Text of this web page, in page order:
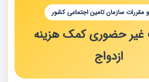
و مقررات سازمان تامین اجتماعی کشور
غیر حضوری کمک هزینه
ازدواج